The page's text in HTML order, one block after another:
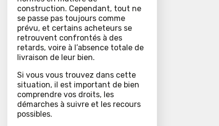
construction. Cependant, tout ne
se passe pas toujours comme
prévu, et certains acheteurs se
retrouvent confrontés à des
retards, voire à l’absence totale de
livraison de leur bien.
Si vous vous trouvez dans cette
situation, il est important de bien
comprendre vos droits, les
démarches à suivre et les recours
possibles.